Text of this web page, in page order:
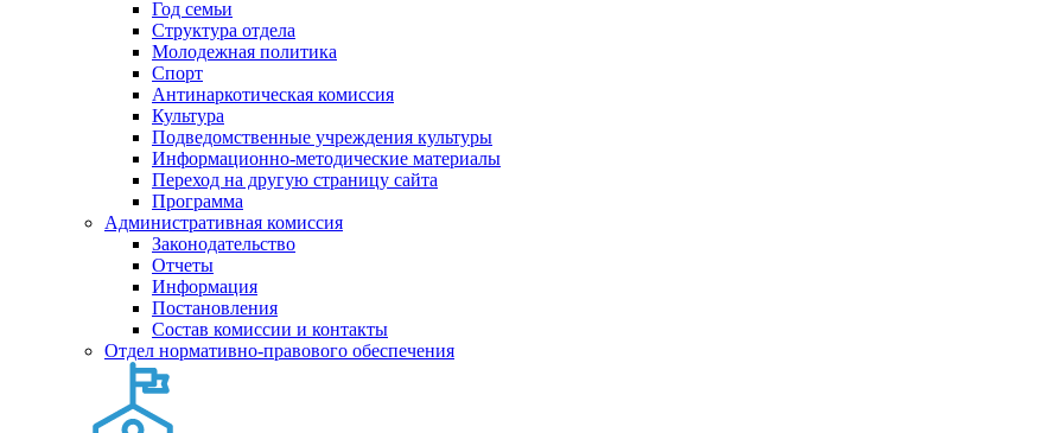
Год семьи
Структура отдела
Молодежная политика
Спорт
Антинаркотическая комиссия
Культура
Подведомственные учреждения культуры
Информационно-методические материалы
Переход на другую страницу сайта
Программа
Административная комиссия
Законодательство
Отчеты
Информация
Постановления
Состав комиссии и контакты
Отдел нормативно-правового обеспечения